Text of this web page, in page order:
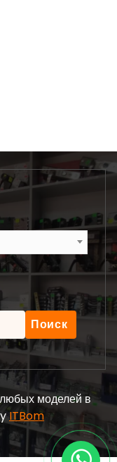
моделей в
ITBom